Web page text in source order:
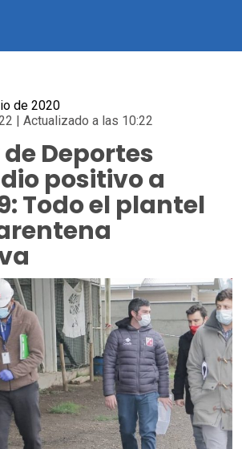
de 2020
| Actualizado a las 10:22
Deportes
positivo a
Todo el plantel